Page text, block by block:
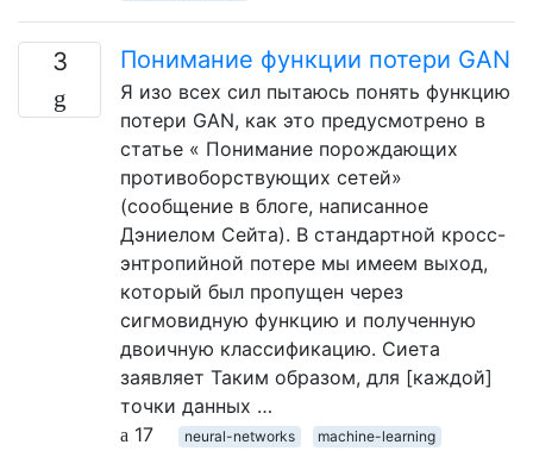
3 Понимание функции потери GAN
Я изо всех сил пытаюсь понять функцию
потери GAN, как это предусмотрено в
статье « Понимание порождающих
противоборствующих сетей»
(сообщение в блоге, написанное
Дэниелом Сейта). В стандартной кросс-
энтропийной потере мы имеем выход,
который был пропущен через
сигмовидную функцию и полученную
двоичную классификацию. Сиета
заявляет Таким образом, для [каждой]
точки данных …
17
neural-networks
machine-learning